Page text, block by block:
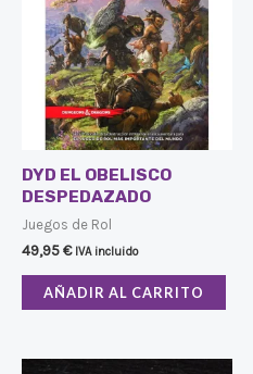
DYD EL OBELISCO
DESPEDAZADO
Juegos de Rol
49,95€ IVA incluido
AÑADIR AL CARRITO